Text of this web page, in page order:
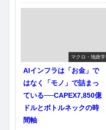
マクロ・地政学
AIインフラは「お金」で
はなく「モノ」で詰まっ
ている──CAPEX7,850億
ドルとボトルネックの時
間軸